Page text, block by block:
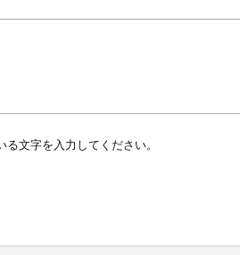
文字を入力してください。